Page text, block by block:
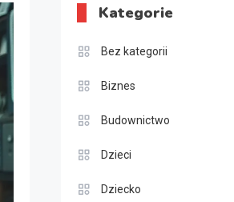
Kategorie
Bez kategorii
Biznes
Budownictwo
Dzieci
Dziecko